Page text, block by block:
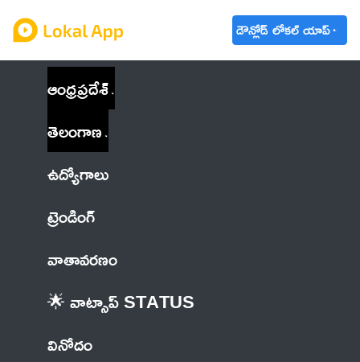
డౌన్లోడ్ లోకల్ యాప్
ఆంధ్రప్రదేశ్
తెలంగాణ
ఉద్యోగాలు
ట్రెండింగ్
వాతావరణం
🌟 వాట్సాప్ STATUS
వినోదం